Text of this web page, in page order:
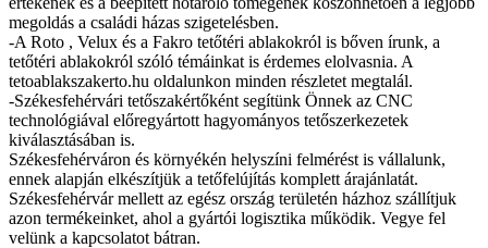
megoldás a családi házas szigetelésben.
-A Roto , Velux és a Fakro tetőtéri ablakokról is bőven írunk, a
tetőtéri ablakokról szóló témáinkat is érdemes elolvasnia. A
tetoablakszakerto.hu oldalunkon minden részletet megtalál.
-Székesfehérvári tetőszakértőként segítünk Önnek az CNC
technológiával előregyártott hagyományos tetőszerkezetek
kiválasztásában is.
Székesfehérváron és környékén helyszíni felmérést is vállalunk,
ennek alapján elkészítjük a tetőfelújítás komplett árajánlatát.
Székesfehérvár mellett az egész ország területén házhoz szállítjuk
azon termékeinket, ahol a gyártói logisztika működik. Vegye fel
velünk a kapcsolatot bátran.